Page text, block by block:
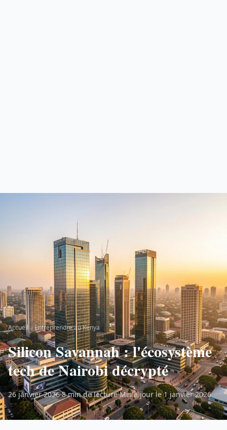
Accueil Entreprendre au Kenya
Silicon Savannah : l'écosystème
tech de Nairobi décrypté
26 janvier 2026 8 min de lecture Mis a jour le 1 janvier 2026